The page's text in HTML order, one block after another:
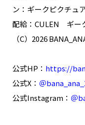
ン：ギークピクチュ
配給：CULEN ギー
（C）2026
公式HP： https://
公式X： ＠
公式Instagram： ＠